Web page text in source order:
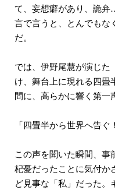
て、妄想癖があり、詭
言で言うと、とんでもな
だ。
では、伊野尾慧が演じた
け、舞台上に現れる四畳
間に、高らかに響く第一
「四畳半から世界へ告ぐ
この声を聞いた瞬間、
杞憂だったことに気付か
ど見事な「私」だった。